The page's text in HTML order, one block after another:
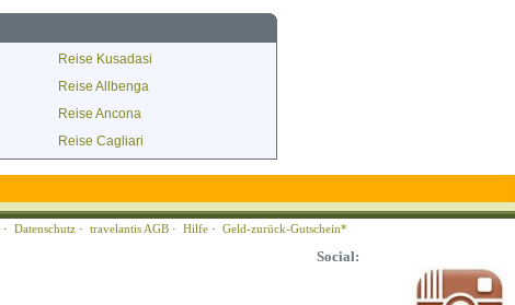
Reise Kusadasi
Reise Allbenga
Reise Ancona
Reise Cagliari
· Datenschutz · travelantis AGB · Hilfe · Geld-zurück-Gutschein*
Social: